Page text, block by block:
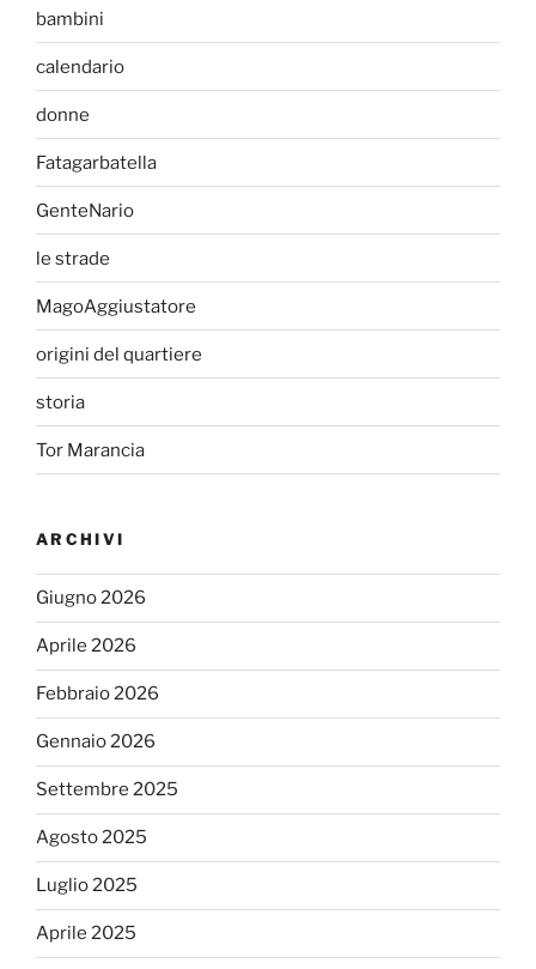
bambini
calendario
donne
Fatagarbatella
GenteNario
le strade
MagoAggiustatore
origini del quartiere
storia
Tor Marancia
ARCHIVI
Giugno 2026
Aprile 2026
Febbraio 2026
Gennaio 2026
Settembre 2025
Agosto 2025
Luglio 2025
Aprile 2025